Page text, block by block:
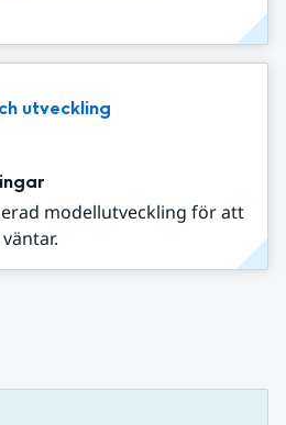
utveckling
modellutveckling för att